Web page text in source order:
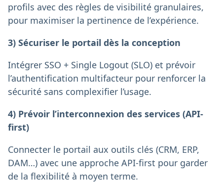
profils avec des règles de visibilité granulaires,
pour maximiser la pertinence de l’expérience.
3) Sécuriser le portail dès la conception
Intégrer SSO + Single Logout (SLO) et prévoir
l’authentification multifacteur pour renforcer la
sécurité sans complexifier l’usage.
4) Prévoir l’interconnexion des services (API-
first)
Connecter le portail aux outils clés (CRM, ERP,
DAM…) avec une approche API-first pour garder
de la flexibilité à moyen terme.